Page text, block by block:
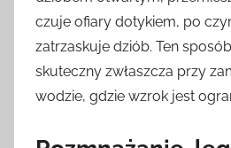
czuje ofiary dotykiem, po
zatrzaskuje dziób. Ten
skuteczny zwłaszcza przy
wodzie, gdzie wzrok jest